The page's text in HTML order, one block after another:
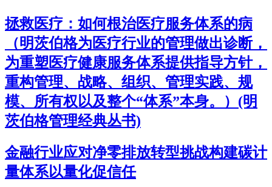
拯救医疗：如何根治医疗服务体系的病
（明茨伯格为医疗行业的管理做出诊断，
为重塑医疗健康服务体系提供指导方针，
重构管理、战略、组织、管理实践、规
模、所有权以及整个“体系”本身。）(明
茨伯格管理经典丛书)
金融行业应对净零排放转型挑战构建碳计
量体系以量化促信任